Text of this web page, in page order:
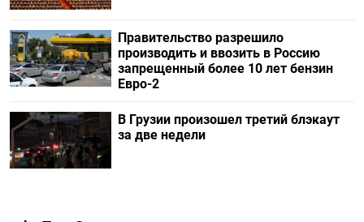
Правительство разрешило
производить и ввозить в Россию
запрещенный более 10 лет бензин
Евро-2
В Грузии произошел третий блэкаут
за две недели